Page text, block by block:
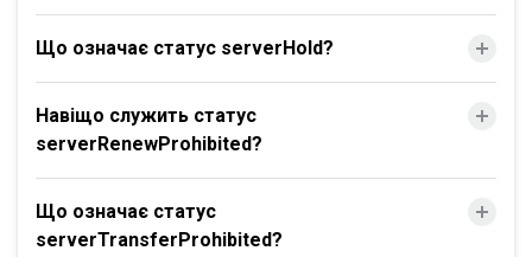
Що означає статус serverHold?
Навіщо служить статус
serverRenewProhibited?
Що означає статус
serverTransferProhibited?